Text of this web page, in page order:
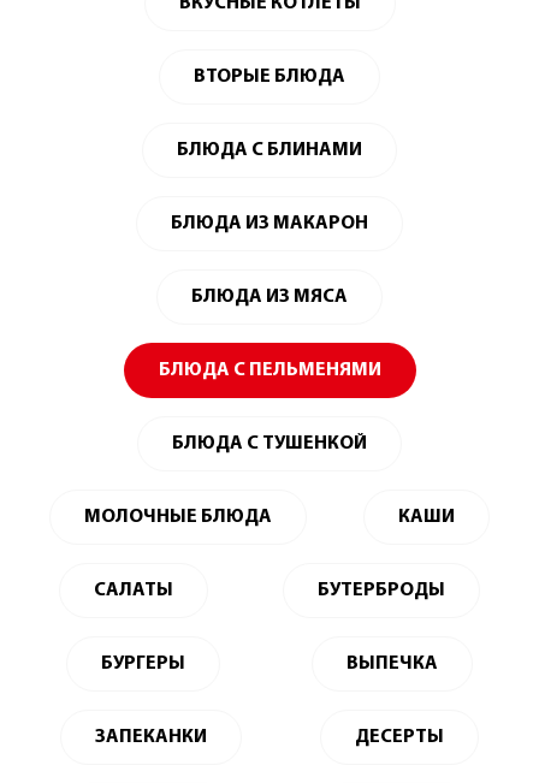
ВТОРЫЕ БЛЮДА
БЛЮДА С БЛИНАМИ
БЛЮДА ИЗ МАКАРОН
БЛЮДА ИЗ МЯСА
БЛЮДА С ПЕЛЬМЕНЯМИ
БЛЮДА С ТУШЕНКОЙ
МОЛОЧНЫЕ БЛЮДА КАШИ
САЛАТЫ БУТЕРБРОДЫ
БУРГЕРЫ ВЫПЕЧКА
ЗАПЕКАНКИ ДЕСЕРТЫ